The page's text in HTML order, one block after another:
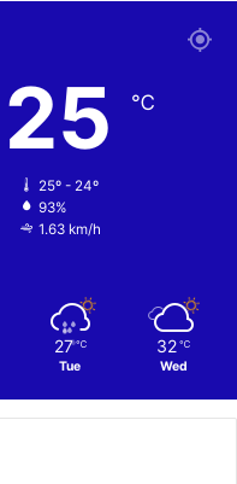
25 ℃
25º - 24º
93%
1.63 km/h
27 ℃
Tue
32 ℃
Wed